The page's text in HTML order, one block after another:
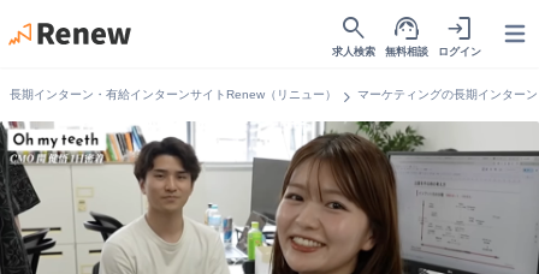
search
求人検索
support_agent
無料相談
login
ログイン
長期インターン・有給インターンサイトRenew（リニュー） chevron_right マーケティングの長期インター